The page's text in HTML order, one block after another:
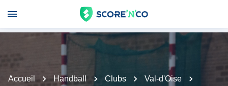
Accueil Handball Clubs
Val-d'Oise